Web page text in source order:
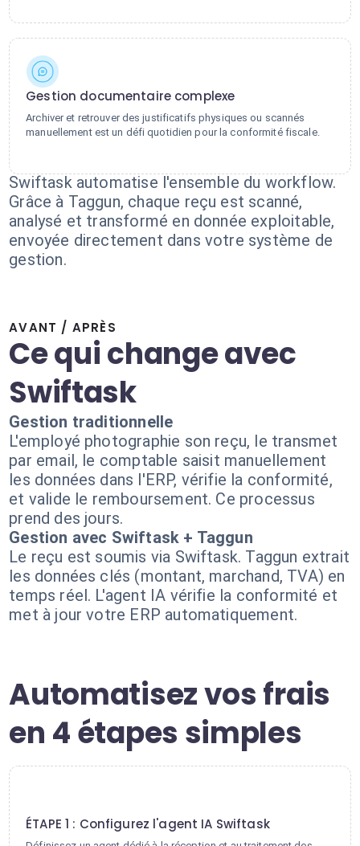
Gestion documentaire complexe
Archiver et retrouver des justificatifs physiques ou scannés
manuellement est un défi quotidien pour la conformité fiscale.
Swiftask automatise l'ensemble du workflow.
Grâce à Taggun, chaque reçu est scanné,
analysé et transformé en donnée exploitable,
envoyée directement dans votre système de
gestion.
AVANT / APRÈS
Ce qui change avec
Swiftask
Gestion traditionnelle
L'employé photographie son reçu, le transmet
par email, le comptable saisit manuellement
les données dans l'ERP, vérifie la conformité,
et valide le remboursement. Ce processus
prend des jours.
Gestion avec Swiftask + Taggun
Le reçu est soumis via Swiftask. Taggun extrait
les données clés (montant, marchand, TVA) en
temps réel. L'agent IA vérifie la conformité et
met à jour votre ERP automatiquement.
Automatisez vos frais
en 4 étapes simples
ÉTAPE 1 : Configurez l'agent IA Swiftask